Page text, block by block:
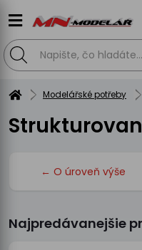
Modelářské potřeby
← O úroveň výše
Najpredávanejšie